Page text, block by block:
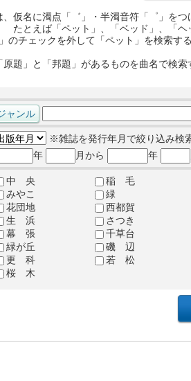
、仮名に濁点「゛」・半濁音符「゜」を
たとえば「ペット」、「ベッド」、「
」のチェックを外して「ペット」を検索
原題」と「邦題」があるものを曲名で検
※雑誌を発行年月で絞り込み検
年
月から 年
中 央
稲 毛
みやこ
緑
花団地
西都賀
生 浜
さつき
幕 張
千草台
緑が丘
磯 辺
更 科
若 松
桜 木